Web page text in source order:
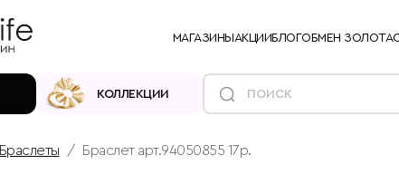
МАГАЗИНЫАКЦИИБЛОГОБМЕН ЗОЛОТА
КОЛЛЕКЦИИ
Браслеты Браслет арт.94050855 17р.